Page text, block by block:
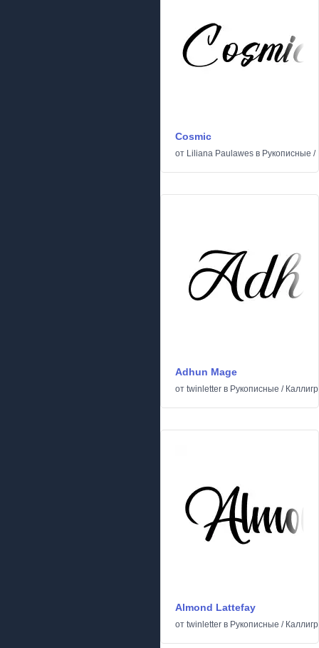
Cosmic
от Liliana Paulawes в Рукописные /
Adhun Mage
от twinletter в Рукописные /
Almond Lattefay
от twinletter в Рукописные /